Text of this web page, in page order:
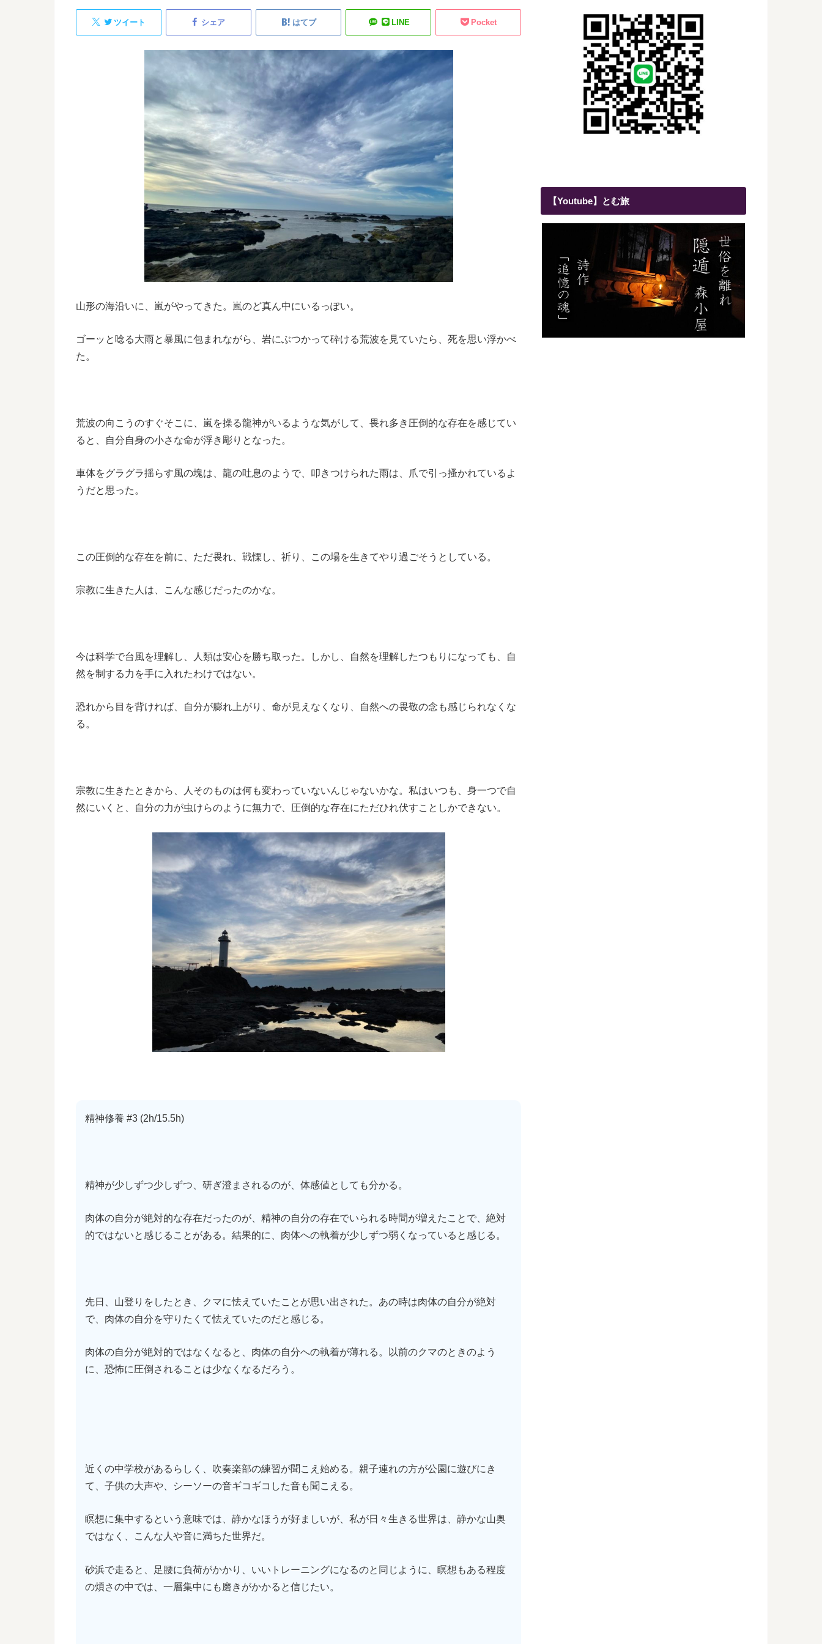
ツイート シェア はてブ LINE Pocket
山形の海沿いに、嵐がやってきた。嵐のど真ん中にいるっぽい。
ゴーッと唸る大雨と暴風に包まれながら、岩にぶつかって砕ける荒波を見ていたら、死を思い浮かべ
た。
荒波の向こうのすぐそこに、嵐を操る龍神がいるような気がして、畏れ多き圧倒的な存在を感じてい
ると、自分自身の小さな命が浮き彫りとなった。
車体をグラグラ揺らす風の塊は、龍の吐息のようで、叩きつけられた雨は、爪で引っ搔かれているよ
うだと思った。
この圧倒的な存在を前に、ただ畏れ、戦慄し、祈り、この場を生きてやり過ごそうとしている。
宗教に生きた人は、こんな感じだったのかな。
今は科学で台風を理解し、人類は安心を勝ち取った。しかし、自然を理解したつもりになっても、自
然を制する力を手に入れたわけではない。
恐れから目を背ければ、自分が膨れ上がり、命が見えなくなり、自然への畏敬の念も感じられなくな
る。
宗教に生きたときから、人そのものは何も変わっていないんじゃないかな。私はいつも、身一つで自
然にいくと、自分の力が虫けらのように無力で、圧倒的な存在にただひれ伏すことしかできない。
精神修養 #3 (2h/15.5h)
精神が少しずつ少しずつ、研ぎ澄まされるのが、体感値としても分かる。
肉体の自分が絶対的な存在だったのが、精神の自分の存在でいられる時間が増えたことで、絶対
的ではないと感じることがある。結果的に、肉体への執着が少しずつ弱くなっていると感じる。
先日、山登りをしたとき、クマに怯えていたことが思い出された。あの時は肉体の自分が絶対
で、肉体の自分を守りたくて怯えていたのだと感じる。
肉体の自分が絶対的ではなくなると、肉体の自分への執着が薄れる。以前のクマのときのよう
に、恐怖に圧倒されることは少なくなるだろう。
近くの中学校があるらしく、吹奏楽部の練習が聞こえ始める。親子連れの方が公園に遊びにき
て、子供の大声や、シーソーの音ギコギコした音も聞こえる。
瞑想に集中するという意味では、静かなほうが好ましいが、私が日々生きる世界は、静かな山奥
ではなく、こんな人や音に満ちた世界だ。
砂浜で走ると、足腰に負荷がかかり、いいトレーニングになるのと同じように、瞑想もある程度
の煩さの中では、一層集中にも磨きがかかると信じたい。
【Youtube】とむ旅